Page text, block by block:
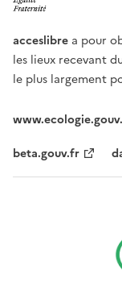
acceslibre a pour
les lieux recevant
le plus largement
beta.gouv.fr